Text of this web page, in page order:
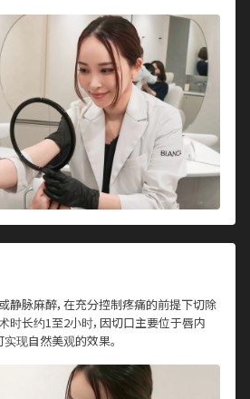
静脉麻醉，在充分控制疼痛的前提下切除
时长约1至2小时，因切口主要位于唇内
现自然美观的效果。